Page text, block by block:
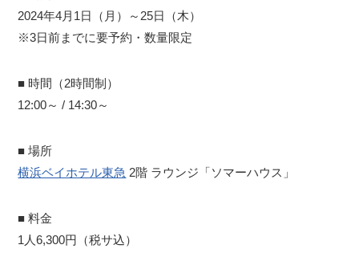
2024年4月1日（月）～25日（木）
※3日前までに要予約・数量限定
■ 時間（2時間制）
12:00～ / 14:30～
■ 場所
横浜ベイホテル東急 2階 ラウンジ「ソマーハウス」
■ 料金
1人6,300円（税サ込）